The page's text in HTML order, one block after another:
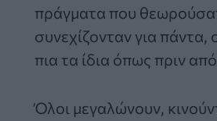
πράγματα που
συνεχίζονταν για
πια τα ίδια όπως πριν
Όλοι μεγαλώνουν,